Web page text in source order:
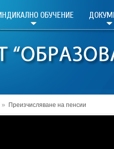
ОБУЧЕНИЕ
Преизчисляване на пенсии